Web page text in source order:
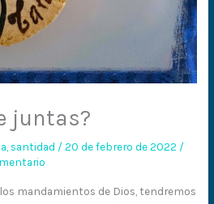
juntas?
, santidad /20 de febrero de 2022 /
mandamientos de Dios, tendremos